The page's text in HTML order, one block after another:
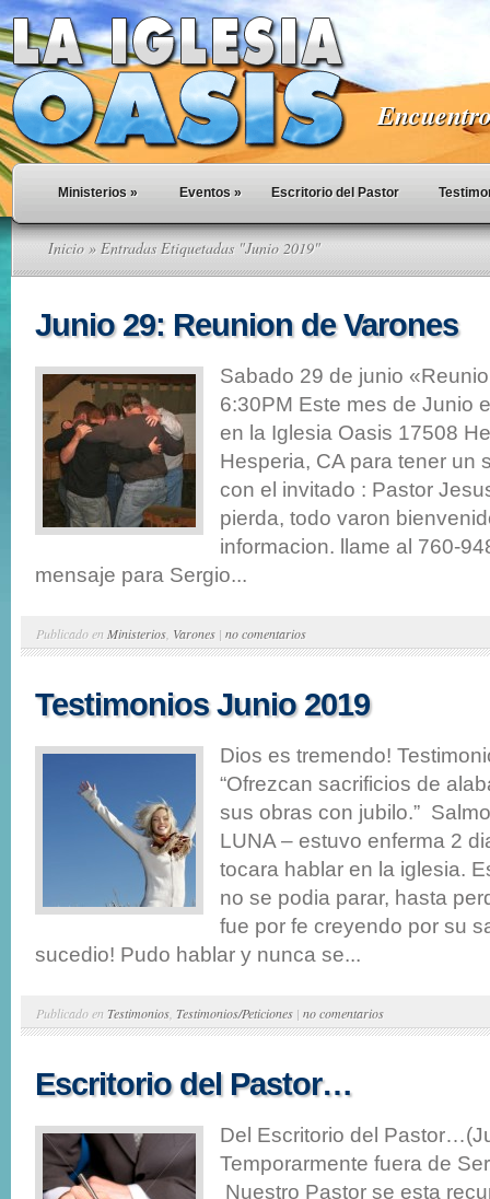
Ministerios » Eventos » Escritorio del Pastor
Inicio » Entradas Etiquetadas "Junio 2019"
Junio 29: Reunion de Varones
Sabado 29 de junio
6:30PM Este mes de Junio
en la Iglesia Oasis 17508
Hesperia, CA para tener un
con el invitado : Pastor
pierda, todo varon
informacion. llame al 760-
mensaje para Sergio...
Publicado en Ministerios Varones | no comentarios
Testimonios Junio 2019
Dios es tremendo!
“Ofrezcan sacrificios de
sus obras con jubilo.”
LUNA – estuvo enferma 2
tocara hablar en la iglesia.
no se podia parar, hasta
fue por fe creyendo por su
sucedio! Pudo hablar y nunca se...
Publicado en Testimonios Testimonios/Peticiones | no comentarios
Escritorio del Pastor…
Del Escritorio del
Temporarmente fuera de
Nuestro Pastor se esta